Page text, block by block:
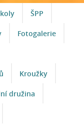
ŠPP
Fotogalerie
Kroužky
družina